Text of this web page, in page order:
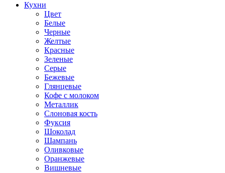
Кухни
Цвет
Белые
Черные
Желтые
Красные
Зеленые
Серые
Бежевые
Глянцевые
Кофе с молоком
Металлик
Слоновая кость
Фуксия
Шоколад
Шампань
Оливковые
Оранжевые
Вишневые